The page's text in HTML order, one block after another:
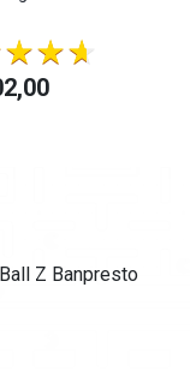
Z Banpresto